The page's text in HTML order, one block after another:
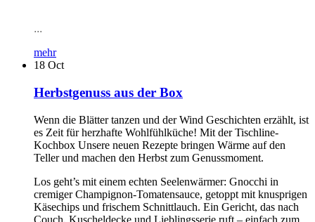
...
mehr
18 Oct
Herbstgenuss aus der Box
Wenn die Blätter tanzen und der Wind Geschichten erzählt, ist
es Zeit für herzhafte Wohlfühlküche! Mit der Tischline-
Kochbox Unsere neuen Rezepte bringen Wärme auf den
Teller und machen den Herbst zum Genussmoment.
Los geht’s mit einem echten Seelenwärmer: Gnocchi in
cremiger Champignon-Tomatensauce, getoppt mit knusprigen
Käsechips und frischem Schnittlauch. Ein Gericht, das nach
Couch, Kuscheldecke und Lieblingsserie ruft – einfach zum